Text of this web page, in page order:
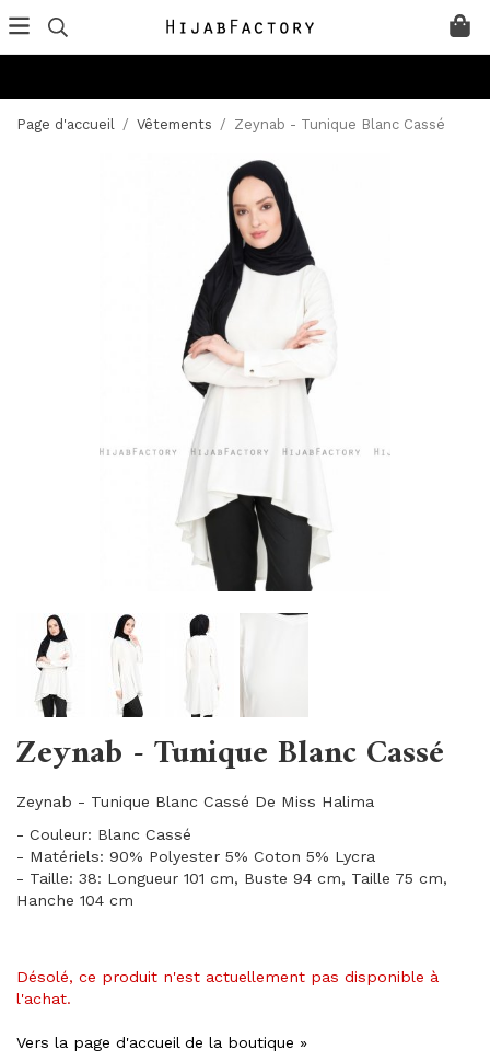
Page d'accueil / Vêtements / Zeynab - Tunique Blanc Cassé
Zeynab - Tunique Blanc Cassé
Zeynab - Tunique Blanc Cassé De Miss Halima
- Couleur: Blanc Cassé
- Matériels: 90% Polyester 5% Coton 5% Lycra
- Taille: 38: Longueur 101 cm, Buste 94 cm, Taille 75 cm,
Hanche 104 cm
Désolé, ce produit n'est actuellement pas disponible à
l'achat.
Vers la page d'accueil de la boutique »